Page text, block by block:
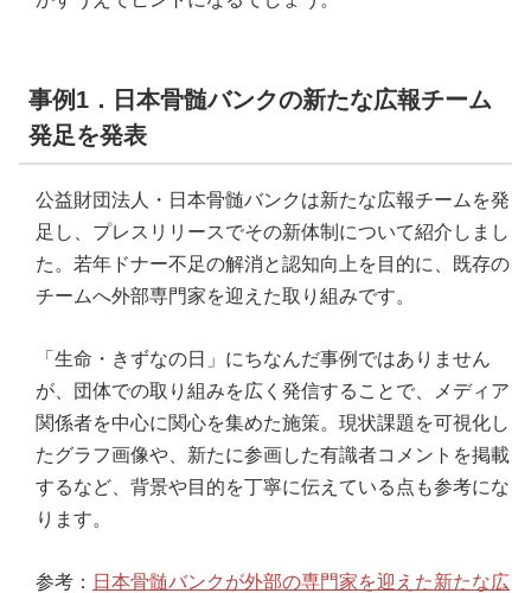
事例1．日本骨髄バンクの新たな広報チーム
発足を発表
公益財団法人・日本骨髄バンクは新たな広報チームを発
足し、プレスリリースでその新体制について紹介しまし
た。若年ドナー不足の解消と認知向上を目的に、既存の
チームへ外部専門家を迎えた取り組みです。
「生命・きずなの日」にちなんだ事例ではありません
が、団体での取り組みを広く発信することで、メディア
関係者を中心に関心を集めた施策。現状課題を可視化し
たグラフ画像や、新たに参画した有識者コメントを掲載
するなど、背景や目的を丁寧に伝えている点も参考にな
ります。
参考： 日本骨髄バンクが外部の専門家を迎えた新たな広